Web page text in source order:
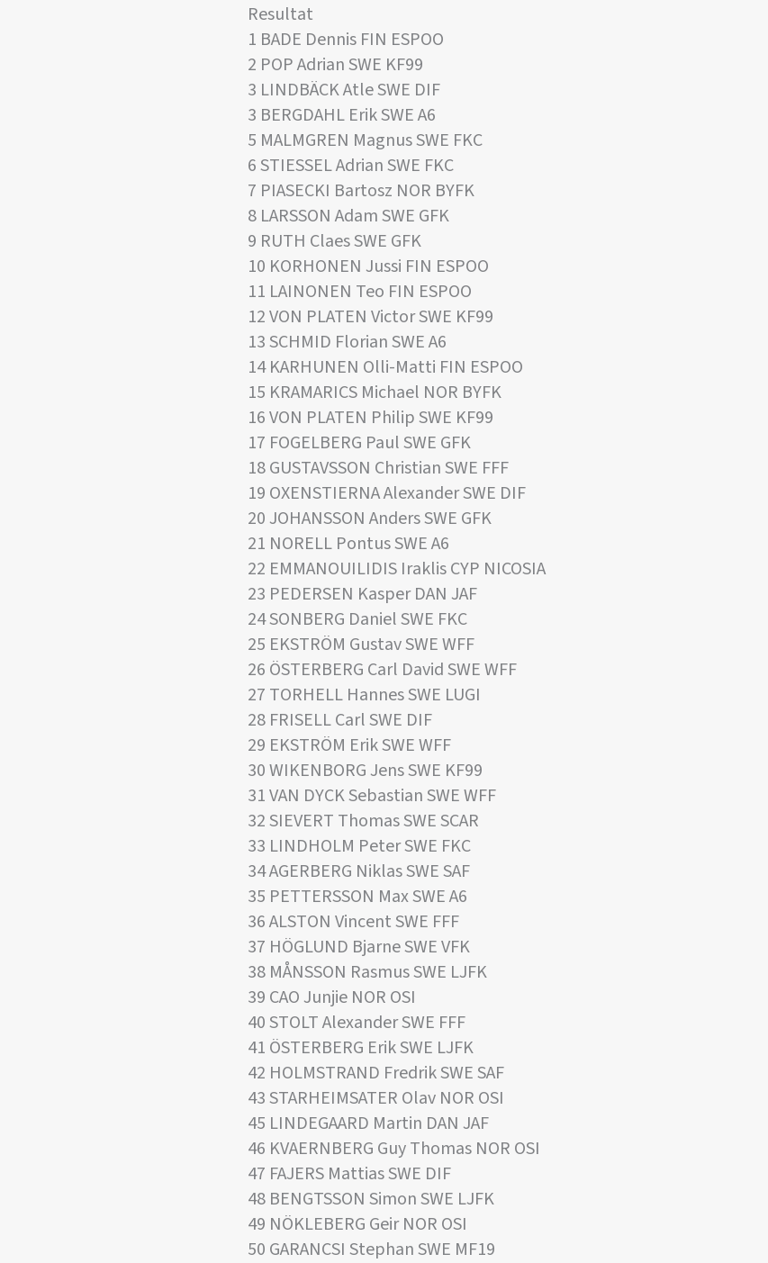
Resultat
1 BADE Dennis FIN ESPOO
2 POP Adrian SWE KF99
3 LINDBÄCK Atle SWE DIF
3 BERGDAHL Erik SWE A6
5 MALMGREN Magnus SWE FKC
6 STIESSEL Adrian SWE FKC
7 PIASECKI Bartosz NOR BYFK
8 LARSSON Adam SWE GFK
9 RUTH Claes SWE GFK
10 KORHONEN Jussi FIN ESPOO
11 LAINONEN Teo FIN ESPOO
12 VON PLATEN Victor SWE KF99
13 SCHMID Florian SWE A6
14 KARHUNEN Olli-Matti FIN ESPOO
15 KRAMARICS Michael NOR BYFK
16 VON PLATEN Philip SWE KF99
17 FOGELBERG Paul SWE GFK
18 GUSTAVSSON Christian SWE FFF
19 OXENSTIERNA Alexander SWE DIF
20 JOHANSSON Anders SWE GFK
21 NORELL Pontus SWE A6
22 EMMANOUILIDIS Iraklis CYP NICOSIA
23 PEDERSEN Kasper DAN JAF
24 SONBERG Daniel SWE FKC
25 EKSTRÖM Gustav SWE WFF
26 ÖSTERBERG Carl David SWE WFF
27 TORHELL Hannes SWE LUGI
28 FRISELL Carl SWE DIF
29 EKSTRÖM Erik SWE WFF
30 WIKENBORG Jens SWE KF99
31 VAN DYCK Sebastian SWE WFF
32 SIEVERT Thomas SWE SCAR
33 LINDHOLM Peter SWE FKC
34 AGERBERG Niklas SWE SAF
35 PETTERSSON Max SWE A6
36 ALSTON Vincent SWE FFF
37 HÖGLUND Bjarne SWE VFK
38 MÅNSSON Rasmus SWE LJFK
39 CAO Junjie NOR OSI
40 STOLT Alexander SWE FFF
41 ÖSTERBERG Erik SWE LJFK
42 HOLMSTRAND Fredrik SWE SAF
43 STARHEIMSATER Olav NOR OSI
45 LINDEGAARD Martin DAN JAF
46 KVAERNBERG Guy Thomas NOR OSI
47 FAJERS Mattias SWE DIF
48 BENGTSSON Simon SWE LJFK
49 NÖKLEBERG Geir NOR OSI
50 GARANCSI Stephan SWE MF19